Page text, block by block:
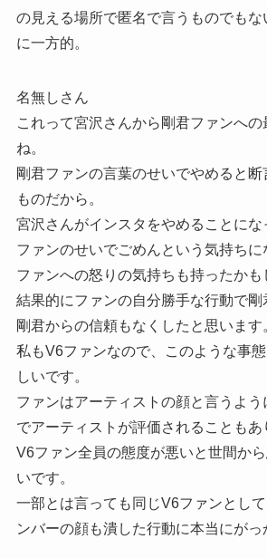
の見える場所で匿名で言うものでもな
に一方的。
名無しさん
これって宮沢さんから剛君ファンへの
ね。
剛君ファンの言葉のせいでやめると
ものだから。
宮沢さんがインスタをやめることにな
ファンのせいでごめんという気持ちに
ファンへの怒りの気持ちも持ったかも
結果的にファンの自分勝手な行動で剛
剛君からの信頼もなくしたと思います
私もV6ファンなので、このような事
しいです。
ファンはアーティストの顔と言うよ
でアーティストが評価されることも
V6ファン全員の態度が悪いと世間か
いです。
一部とは言っても同じV6ファンとし
ンバーの顔も潰した行動に本当にがっ